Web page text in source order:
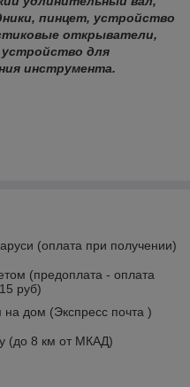
пинцет, устройство
открыватели,
устройство для
инструмента.
(оплата при получении)
(предоплата - оплата
руб)
на дом (Экспресс почта )
(до 8 км от МКАД)